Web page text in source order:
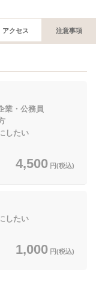
アクセス 注意事項
業・公務員
したい
4,500 円(税込)
したい
1,000 円(税込)